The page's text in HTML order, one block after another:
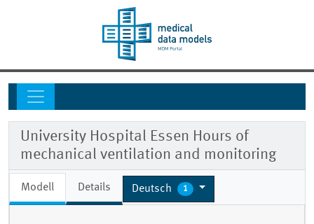
University Hospital Essen Hours of
mechanical ventilation and monitoring
Modell Details Deutsch 1